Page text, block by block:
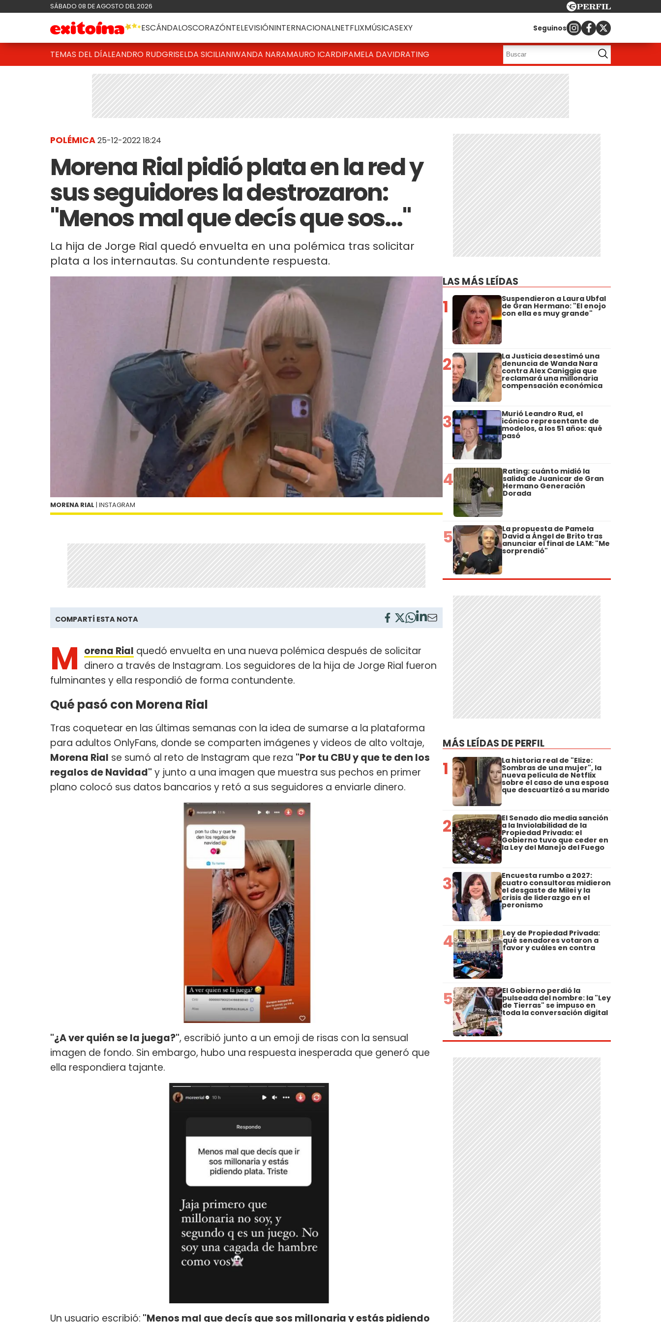
SÁBADO 08 DE AGOSTO DEL 2026
ESCÁNDALOSCORAZÓNTELEVISIÓNINTERNACIONALNETFLIXMÚSICASEXY Seguinos
TEMAS DEL DÍALEANDRO RUDGRISELDA SICILIANIWANDA NARAMAURO ICARDIPAMELA DAVIDRATING
POLÉMICA25-12-2022 18:24
Morena Rial pidió plata en la red y
sus seguidores la destrozaron:
"Menos mal que decís que sos..."
La hija de Jorge Rial quedó envuelta en una polémica tras solicitar
plata a los internautas. Su contundente respuesta.
MORENA RIAL | INSTAGRAM
COMPARTÍ ESTA NOTA
M orena Rial quedó envuelta en una nueva polémica después de solicitar
dinero a través de Instagram. Los seguidores de la hija de Jorge Rial fueron
fulminantes y ella respondió de forma contundente.
Qué pasó con Morena Rial
Tras coquetear en las últimas semanas con la idea de sumarse a la plataforma
para adultos OnlyFans, donde se comparten imágenes y videos de alto voltaje,
Morena Rial se sumó al reto de Instagram que reza "Por tu CBU y que te den los
regalos de Navidad" y junto a una imagen que muestra sus pechos en primer
plano colocó sus datos bancarios y retó a sus seguidores a enviarle dinero.
"¿A ver quién se la juega?", escribió junto a un emoji de risas con la sensual
imagen de fondo. Sin embargo, hubo una respuesta inesperada que generó que
ella respondiera tajante.
Un usuario escribió: "Menos mal que decís que sos millonaria y estás pidiendo
LAS MÁS LEÍDAS
1 Suspendieron a Laura Ubfal
de Gran Hermano: "El enojo
con ella es muy grande"
2 La Justicia desestimó una
denuncia de Wanda Nara
contra Alex Caniggia que
reclamará una millonaria
compensación económica
3 Murió Leandro Rud, el
icónico representante de
modelos, a los 51 años: qué
pasó
4 Rating: cuánto midió la
salida de Juanicar de Gran
Hermano Generación
Dorada
5 La propuesta de Pamela
David a Ángel de Brito tras
anunciar el final de LAM: "Me
sorprendió"
MÁS LEÍDAS DE PERFIL
1 La historia real de "Elize:
Sombras de una mujer", la
nueva película de Netflix
sobre el caso de una esposa
que descuartizó a su marido
2 El Senado dio media sanción
a la Inviolabilidad de la
Propiedad Privada: el
Gobierno tuvo que ceder en
la Ley del Manejo del Fuego
3 Encuesta rumbo a 2027:
cuatro consultoras midieron
el desgaste de Milei y la
crisis de liderazgo en el
peronismo
4 Ley de Propiedad Privada:
qué senadores votaron a
favor y cuáles en contra
5 El Gobierno perdió la
pulseada del nombre: la "Ley
de Tierras" se impuso en
toda la conversación digital